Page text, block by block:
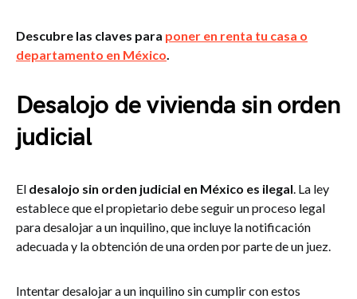
Descubre las claves para poner en renta tu casa o
departamento en México.
Desalojo de vivienda sin orden
judicial
El desalojo sin orden judicial en México es ilegal. La ley
establece que el propietario debe seguir un proceso legal
para desalojar a un inquilino, que incluye la notificación
adecuada y la obtención de una orden por parte de un juez.
Intentar desalojar a un inquilino sin cumplir con estos